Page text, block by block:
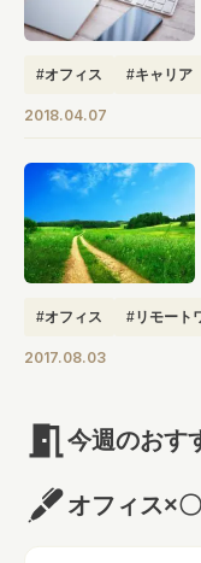
#オフィス #キャリア
#収納術
2018.04.07
#オフィス #リモート
2017.08.03
今週のおす
オフィス×